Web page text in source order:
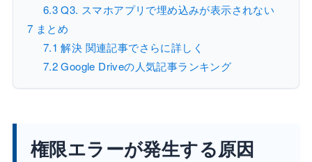
6.3Q3. スマホアプリで埋め込みが表示されない
7 まとめ
7.1 解決 関連記事でさらに詳しく
7.2Google Driveの人気記事ランキング
権限エラーが発生する原因